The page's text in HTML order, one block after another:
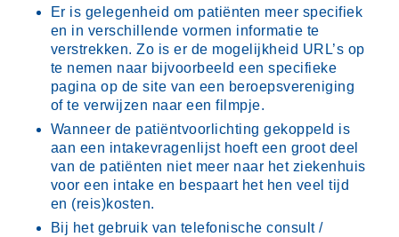
Er is gelegenheid om patiënten meer specifiek
en in verschillende vormen informatie te
verstrekken. Zo is er de mogelijkheid URL’s op
te nemen naar bijvoorbeeld een specifieke
pagina op de site van een beroepsvereniging
of te verwijzen naar een filmpje.
Wanneer de patiëntvoorlichting gekoppeld is
aan een intakevragenlijst hoeft een groot deel
van de patiënten niet meer naar het ziekenhuis
voor een intake en bespaart het hen veel tijd
en (reis)kosten.
Bij het gebruik van telefonische consult /